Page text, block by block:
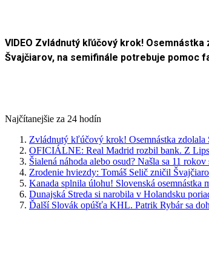
VIDEO Zvládnutý kľúčový krok! Osemnástka
Švajčiarov, na semifinále potrebuje pomoc
Najčítanejšie za 24 hodín
Zvládnutý kľúčový krok! Osemnástka zdolala
OFICIÁLNE: Real Madrid rozbil bank. Z
Šialená náhoda alebo osud? Našla sa 11
Zrodenie hviezdy: Tomáš Selič zničil
Kanada splnila úlohu! Slovenská
Dunajská Streda si narobila v Holandsku
Ďalší Slovák opúšťa KHL. Patrik Rybár sa